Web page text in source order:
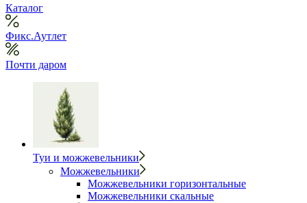
Каталог
Фикс.Аутлет
Почти даром
Туи и можжевельники
Можжевельники
Можжевельники горизонтальные
Можжевельники скальные